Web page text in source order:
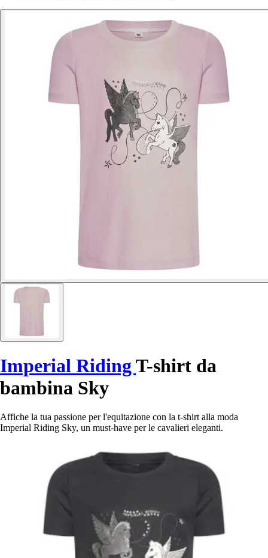
Imperial Riding T-shirt da
bambina Sky
Affiche la tua passione per l'equitazione con la t-shirt alla moda
Imperial Riding Sky, un must-have per le cavalieri eleganti.